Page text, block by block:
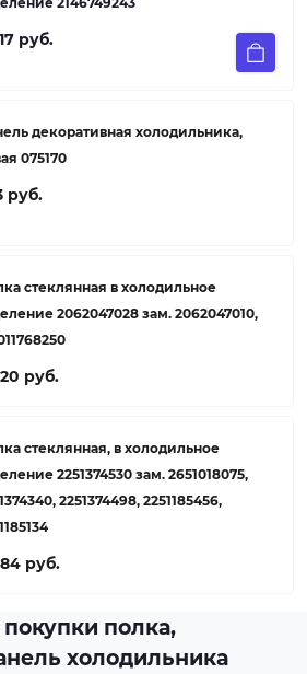
руб.
декоративная холодильника,
075170
руб.
стеклянная в холодильное
2062047028 зам. 2062047010,
руб.
стеклянная, в холодильное
2251374530 зам. 2651018075,
2251374498, 2251185456,
руб.
полка,
холодильника